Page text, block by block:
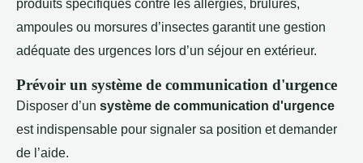
produits spécifiques contre les allergies, brûlures,
ampoules ou morsures d’insectes garantit une gestion
adéquate des urgences lors d’un séjour en extérieur.
Prévoir un système de communication d'urgence
Disposer d’un système de communication d'urgence
est indispensable pour signaler sa position et demander
de l’aide.